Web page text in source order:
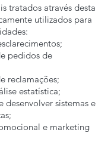
tratados através desta
utilizados para
pedidos de
reclamações;
estatística;
desenvolver sistemas e
e marketing